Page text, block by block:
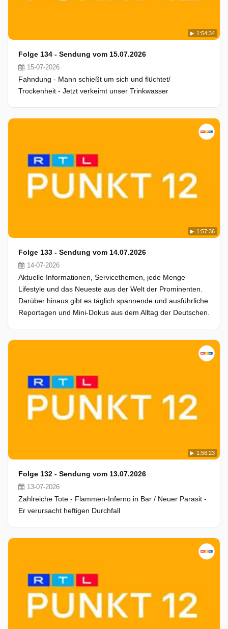
1:54:34
Folge 134 - Sendung vom 15.07.2026
15-07-2026
Fahndung - Mann schießt um sich und flüchtet/
Trockenheit - Jetzt verkeimt unser Trinkwasser
1:57:36
Folge 133 - Sendung vom 14.07.2026
14-07-2026
Aktuelle Informationen, Servicethemen, jede Menge
Lifestyle und das Neueste aus der Welt der Prominenten.
Darüber hinaus gibt es täglich spannende und ausführliche
Reportagen und Mini-Dokus aus dem Alltag der Deutschen.
1:56:23
Folge 132 - Sendung vom 13.07.2026
13-07-2026
Zahlreiche Tote - Flammen-Inferno in Bar / Neuer Parasit -
Er verursacht heftigen Durchfall